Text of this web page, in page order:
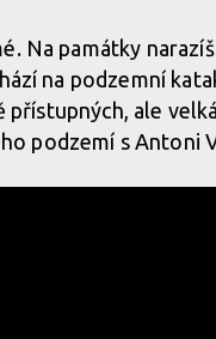
Na památky
na podzemní
ale
podzemí s Antoni